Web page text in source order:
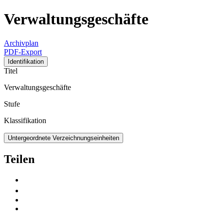
Verwaltungsgeschäfte
Archivplan
PDF-Export
Identifikation
Titel
Verwaltungsgeschäfte
Stufe
Klassifikation
Untergeordnete Verzeichnungseinheiten
Teilen